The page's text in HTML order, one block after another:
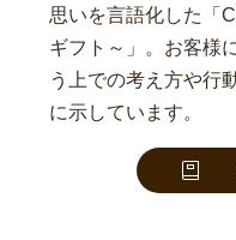
思いを言語化した「
ギフト～」。お客様
う上での考え方や行
に示しています。